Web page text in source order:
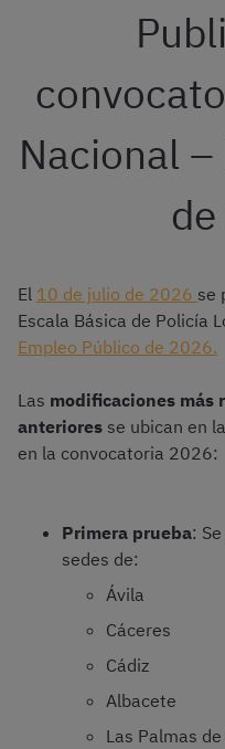
Nacional
El 10 de julio de 2026 se
Escala Básica de Policía
Empleo Público de 2026.
Las modificaciones más
anteriores se ubican en
en la convocatoria 2026:
Primera prueba:
sedes de:
Ávila
Cáceres
Cádiz
Albacete
Las Palmas